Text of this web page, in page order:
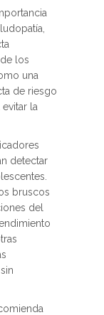
los
una
de riesgo
la
detectar
bruscos
del